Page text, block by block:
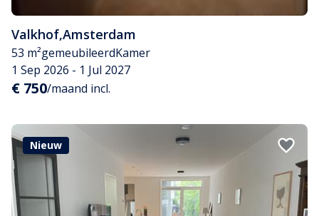
Valkhof,Amsterdam
53 m²gemeubileerdKamer
1 Sep 2026 - 1 Jul 2027
€ 750/maand incl.
Nieuw